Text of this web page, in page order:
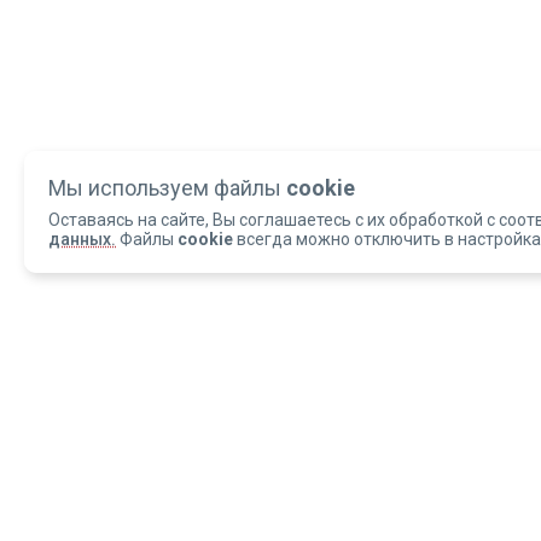
Мы используем файлы cookie
Оставаясь на сайте, Вы соглашаетесь с их обработкой с
данных. Файлы cookieвсегда можно отключить в